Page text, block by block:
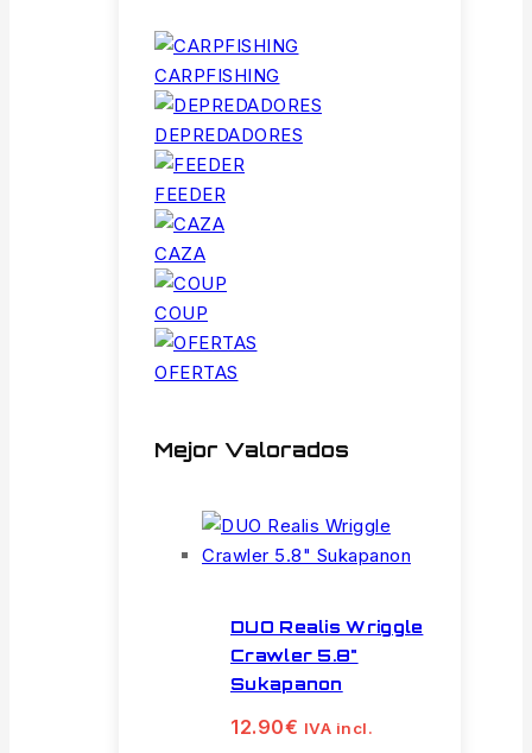
CARPFISHING
DEPREDADORES
FEEDER
CAZA
COUP
OFERTAS
Mejor Valorados
DUO Realis Wriggle
Crawler 5.8"
Sukapanon
12.90€ IVA incl.